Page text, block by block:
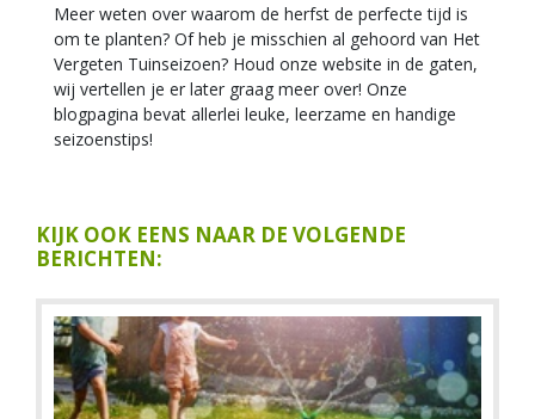
Meer weten over waarom de herfst de perfecte tijd is
om te planten? Of heb je misschien al gehoord van Het
Vergeten Tuinseizoen? Houd onze website in de gaten,
wij vertellen je er later graag meer over! Onze
blogpagina bevat allerlei leuke, leerzame en handige
seizoenstips!
KIJK OOK EENS NAAR DE VOLGENDE
BERICHTEN: